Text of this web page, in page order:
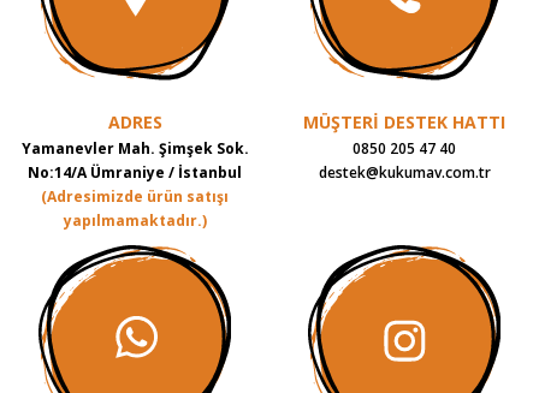
ADRES
Yamanevler Mah. Şimşek Sok.
No:14/A Ümraniye / İstanbul
(Adresimizde ürün satışı
yapılmamaktadır.)
MÜŞTERİ DESTEK HATTI
0850 205 47 40
destek@kukumav.com.tr